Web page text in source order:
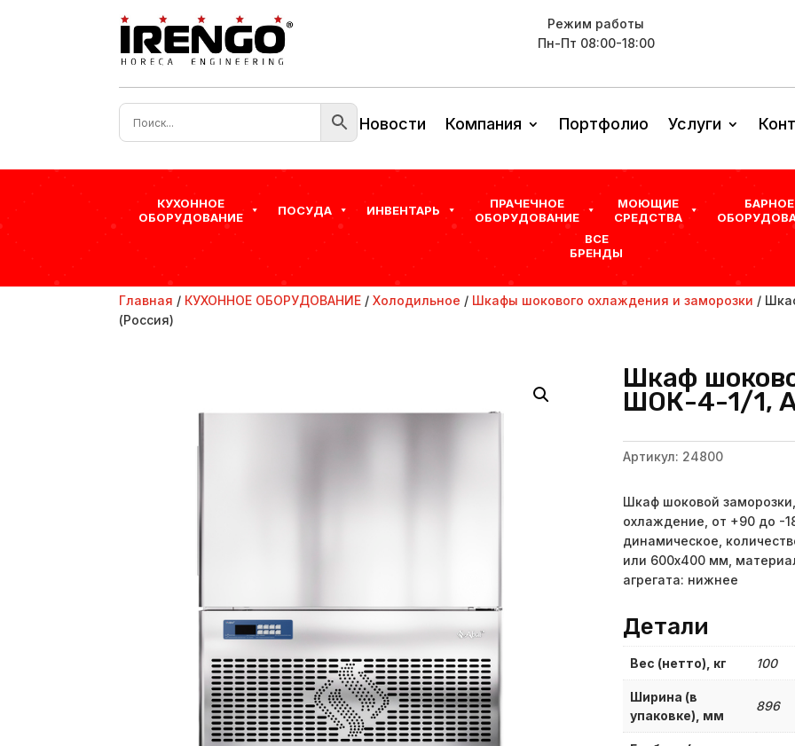
Режим работы
Пн-Пт 08:00-18:00
Новости Компания Портфолио Услуги
КУХОННОЕ
ОБОРУДОВАНИЕ
ПОСУДА ИНВЕНТАРЬ
ПРАЧЕЧНОЕ
ОБОРУДОВАНИЕ
МОЮЩИЕ
СРЕДСТВА
БАРНОЕ
ВСЕ
БРЕНДЫ
Главная / КУХОННОЕ ОБОРУДОВАНИЕ /Холодильное / Шкафы шокового охлаждения и заморозки /
(Россия)
Шкаф
ШОК-4-1/1,
Артикул: 24800
Шкаф шоковой
охлаждение, от +90 до -
динамическое,
или 600х400 мм,
агрегата: нижнее
Детали
Вес (нетто), кг 100
Ширина (в
упаковке), мм
896